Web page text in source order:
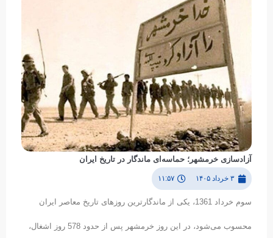
آزادسازی خرمشهر؛ حماسه‌ای ماندگار در تاریخ ایران
۳ خرداد ۱۴۰۵ ۱۱:۵۷
سوم خرداد 1361، یکی از ماندگارترین روزهای تاریخ معاصر ایران
محسوب می‌شود، در این روز خرمشهر پس از حدود 578 روز اشغال،